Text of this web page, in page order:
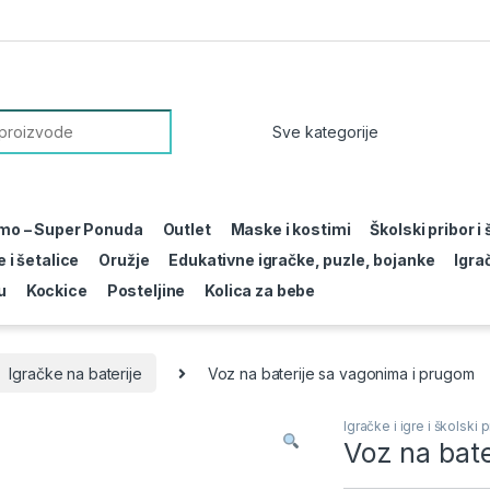
– Super Ponuda Outlet Maske i kostimi
Školski pribor i
i šetalice
Oružje Edukativne igračke, puzle, bojanke
Kockice Posteljine Kolica za bebe
Igračke na baterije Voz na baterije sa vagonima i prugom
Igračke i igre i školski
Voz na